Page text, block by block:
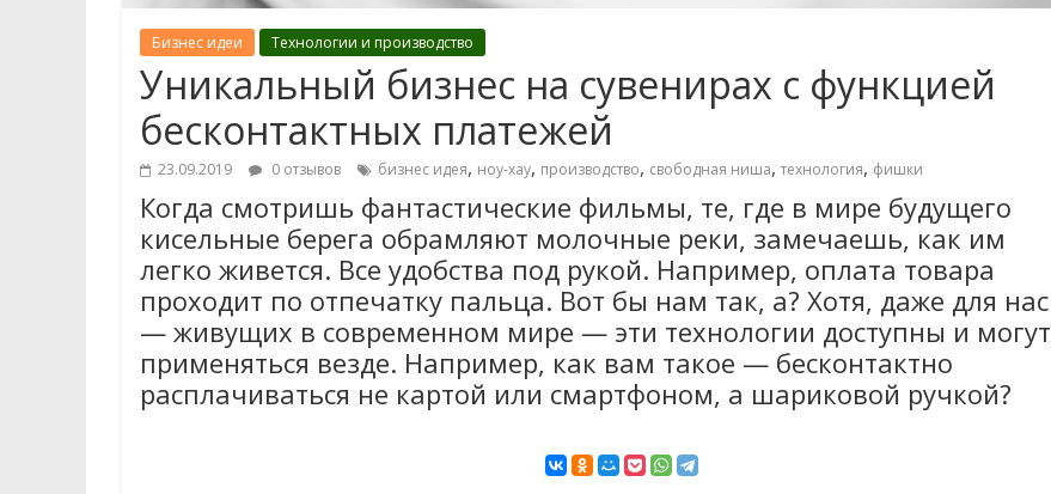
Бизнес идеи Технологии и производство
Уникальный бизнес на сувенирах с функцией
бесконтактных платежей
23.09.2019 0 отзывов бизнес идея, ноу-хау, производство, свободная ниша, технология, фишки
Когда смотришь фантастические фильмы, те, где в мире будущего
кисельные берега обрамляют молочные реки, замечаешь, как им
легко живется. Все удобства под рукой. Например, оплата товара
проходит по отпечатку пальца. Вот бы нам так, а? Хотя, даже для нас
— живущих в современном мире — эти технологии доступны и могут
применяться везде. Например, как вам такое — бесконтактно
расплачиваться не картой или смартфоном, а шариковой ручкой?